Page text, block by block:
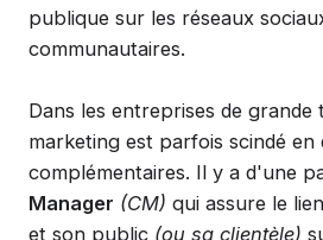
publique sur les réseaux
communautaires.
Dans les entreprises de
marketing est parfois scindé en
complémentaires. Il y a d'une
Manager (CM) qui assure le
et son public (ou sa clientèle)